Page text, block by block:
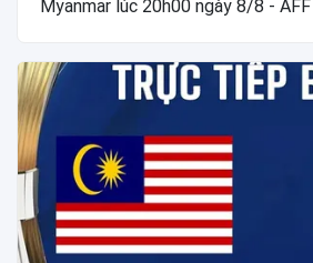
Myanmar lúc 20h00 ngày 8/8 - AFF